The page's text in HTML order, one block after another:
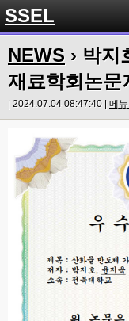
SSEL
NEWS › 박지
재료학회논문
| 2024.07.04 08:47:40 | 메뉴